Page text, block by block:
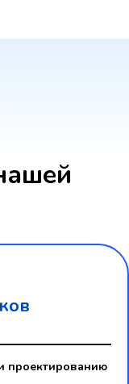
проектированию